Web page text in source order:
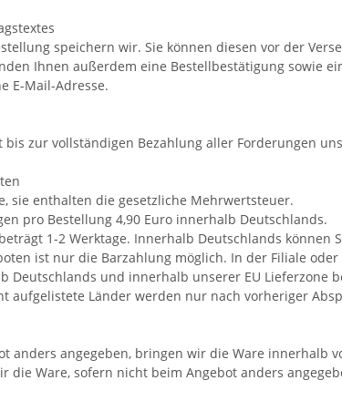
speichern wir. Sie können diesen vor der
Ihnen außerdem eine Bestellbestätigung
E-Mail-Adresse.
bis zur vollständigen Bezahlung aller Forderungen
sie enthalten die gesetzliche Mehrwertsteuer.
pro Bestellung 4,90 Euro innerhalb Deutschlands.
1-2 Werktage. Innerhalb Deutschlands
ist nur die Barzahlung möglich. In der Filiale
Deutschlands und innerhalb unserer EU Lieferzone
aufgelistete Länder werden nur nach vorheriger
anders angegeben, bringen wir die Ware innerhalb
die Ware, sofern nicht beim Angebot anders